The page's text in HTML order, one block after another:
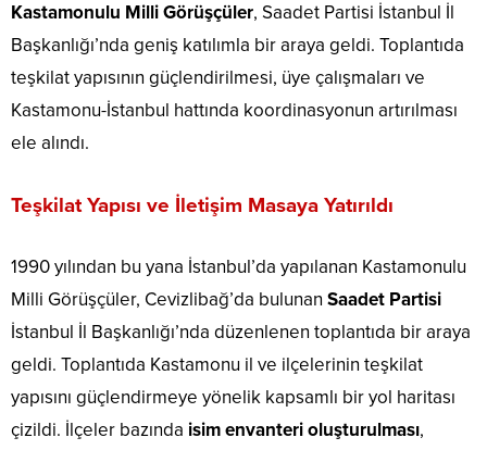
Kastamonulu Milli Görüşçüler, Saadet Partisi İstanbul İl
Başkanlığı’nda geniş katılımla bir araya geldi. Toplantıda
teşkilat yapısının güçlendirilmesi, üye çalışmaları ve
Kastamonu-İstanbul hattında koordinasyonun artırılması
ele alındı.
Teşkilat Yapısı ve İletişim Masaya Yatırıldı
1990 yılından bu yana İstanbul’da yapılanan Kastamonulu
Milli Görüşçüler, Cevizlibağ’da bulunan Saadet Partisi
İstanbul İl Başkanlığı’nda düzenlenen toplantıda bir araya
geldi. Toplantıda Kastamonu il ve ilçelerinin teşkilat
yapısını güçlendirmeye yönelik kapsamlı bir yol haritası
çizildi. İlçeler bazında isim envanteri oluşturulması,